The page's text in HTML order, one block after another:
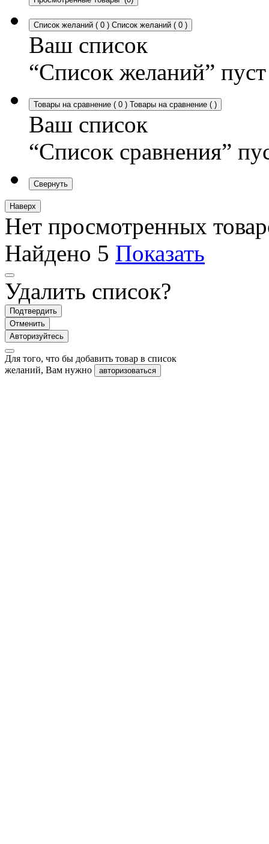
Список желаний ( 0 ) Список желаний ( 0 )
Ваш список
“Список желаний” пуст
Товары на сравнение ( 0 ) Товары на сравнение ( )
Ваш список
“Список сравнения”
Свернуть
Наверх
Нет просмотренных
Найдено 5 Показать
Удалить список?
Подтвердить
Отменить
Авторизуйтесь
Для того, что бы добавить товар в список
желаний, Вам нужно
авторизоваться